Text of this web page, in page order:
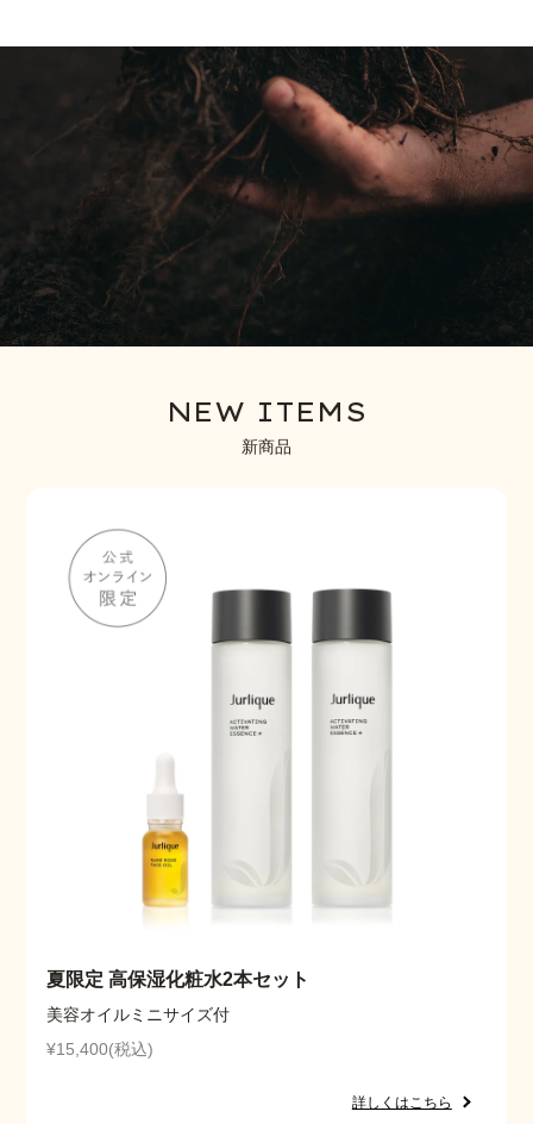
NEW ITEMS
新商品
夏限定 高保湿化粧水2本セット
美容オイルミニサイズ付
¥15,400(税込)
詳しくはこちら